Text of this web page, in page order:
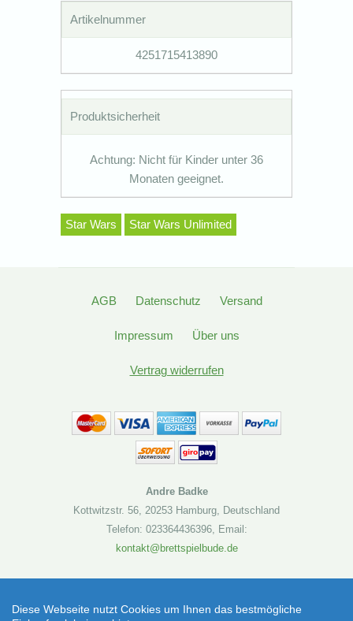
Artikelnummer
4251715413890
Produktsicherheit
Achtung: Nicht für Kinder unter 36
Monaten geeignet.
Star Wars Star Wars Unlimited
AGB Datenschutz Versand
Impressum Über uns
Vertrag widerrufen
Andre Badke
Kottwitzstr. 56 20253 Hamburg Deutschland
Telefon: 023364436396, Email:
kontakt@brettspielbude.de
Star Wars: Unlimited - Soft Crate - Darth Vader
Diese Webseite nutzt Cookies um Ihnen das bestmögliche